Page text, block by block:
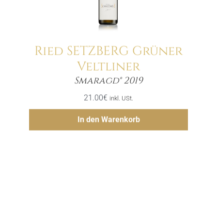
Ried SETZBERG Grüner
Veltliner
Smaragd® 2019
21.00€ inkl. USt.
In den Warenkorb
Menge
Hinzufügen